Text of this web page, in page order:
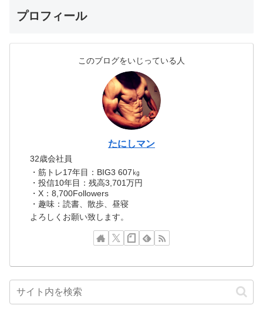
プロフィール
このブログをいじっている人
たにしマン
32歳会社員
・筋トレ17年目：BIG3 607㎏
・投信10年目：残高3,701万円
・X：8,700Followers
・趣味：読書、散歩、昼寝
よろしくお願い致します。